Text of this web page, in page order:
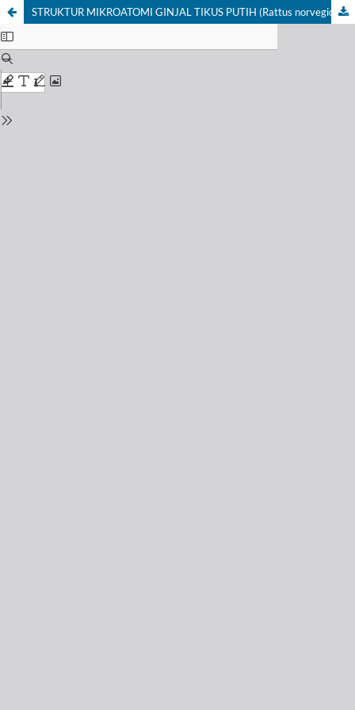
STRUKTUR MIKROATOMI GINJAL TIKUS PUTIH (Rattus norvegicus L) JANTAN YANG DIPERLAKUKAN DENGAN EKSTRAK ETANOL MAHKOTA DEWA (Phaleria macrocarpa (Scheff) Boerl)